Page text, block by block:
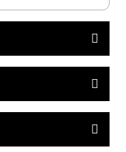
yapın!